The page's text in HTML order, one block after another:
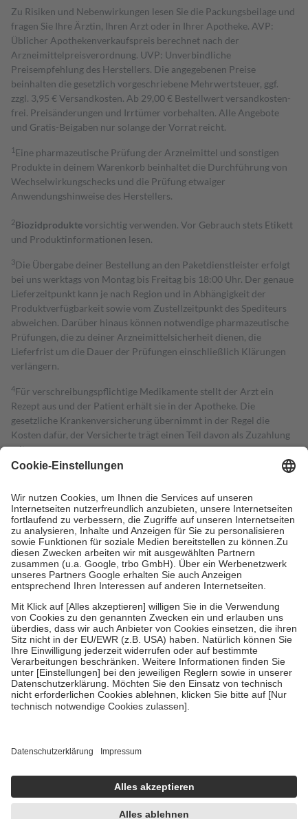
Zu Risiken und Nebenwirkungen lesen Sie die Packungsbeilage und
fragen Sie Ihre Ärztin, Ihren Arzt oder in Ihrer Apotheke. AVP:
Üblicher Apothekenverkaufspreis berechnet nach der
Arzneimittelpreisverordnung. UVP: Unverbindliche
Preisempfehlung des Herstellers. Die angegebenen Preise
beinhalten die gesetzlich vorgeschriebene Mehrwertsteuer, ggf.
zzgl. 3,95 € Versandkosten. Ab 29,00 € Bestell­wert versand­kosten­
frei. Preisänderungen und Irrtümer vorbehalten. Alle Angebote
und Gratis-Beigaben nur solange der Vorrat reicht.
1 Eine pharmazeutische Prüfung der Arzneimittel und sonstigen
Produkte in deinem Warenkorb beinhaltet die Durchführung von
Wechselwirkungschecks und die Prüfung etwaiger
Anwendungshinweise des Herstellers.
2Biozidproduktevorsichtig verwenden. Vor Gebrauch stets Etikett
und Produktinformationen lesen.
3Die Übergabe deiner Bestellung an den Paketdienstleister erfolgt
bei uns werktags von Montag bis Freitag bis 18:00 Uhr. Der genaue
Lieferzeitpunkt kann je nach Region und in Abhängigkeit der
Produktverfügbarkeit sowie vom Zustellzeitpunkt des Spediteurs
abweichen. Darüber hinaus können notwendige pharmazeutische
Prüfungen, die zu deiner Arzneimittelsicherheit dienen, die
Lieferfrist um die Dauer der Prüfungen einschließlich Klärungen
verlängern.
4Für verschreibungspflichtige Medikamente stellt der Arzt ein
Rezept aus und der Patient erhält sie in der Apotheke. Die
gesetzliche Krankenversicherung übernimmt in der Regel die
Kosten dafür, der Versicherte trägt einen Teil davon als Zuzahlung
mit.
Grundsätzlich leisten Mitglieder Zuzahlungen in Höhe von zehn
höchstens zehn Euro.
Es sind jedoch nie mehr als die tatsächlichen
Kosten der Leistung zu entrichten.
Diese Regeln gelten grundsätzlich auch für Online-Apotheken.
Bei Heilmitteln und häuslicher Krankenpflege beträgt die
Zuzahlung zehn Prozent der Kosten sowie zehn Euro je
Verordnung.
Um das Engagement der Versicherten für ihre eigene Gesundheit zu
stärken und die besondere Stellung der Familie zu unterstützen,
fallenkeine Zuzahlungenan bei:
• Kindern und Jugendlichen bis zum vollendeten 18. Lebensjahr
mit Ausnahme der Fahrkosten
• Untersuchungen zur Vorsorge und Früherkennung, die von der
GKV getragen werden
• empfohlenen Schutzimpfungen
• Harn- und Blutteststreifen
getroffen, um sicherzustellen, dass es sich um echte Bewertungen
https://help.etrusted.com/hc/de/articles/4419944605341
Einige Bilder und Inhalte wurden unter Zuhilfenahme künstlicher